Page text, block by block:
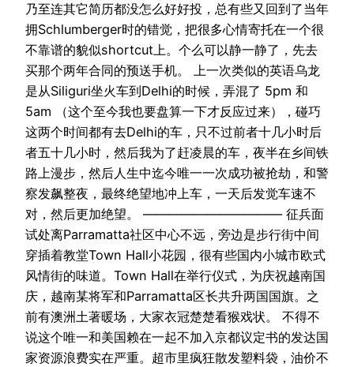
乃至连其它简历都没怎么好好投，总有些又回到了当年
拥Schlumberger时的错觉，把很多心情寄托在一个很
不靠谱的貌似shortcut上。个么可以静一静了，先去
买那个两年合同的预送手机。 上一次类似的英语乌龙
是从Siliguri坐火车到Delhi的时候，弄混了 5pm 和
5am （这个至今我也要盘算一下才反应过来），碰巧
这两个时间都有去Delhi的车，只不过前者十几小时后
者五十几小时，然后我为了赶凌晨的车，夜半在乡间铁
路上漫步，然后人生中迄今唯一一次成功被抢劫，和警
察发飙整夜，最终绝望地冲上车，一天后发觉车速不
对，然后更加绝望。 ——————————— 征兵面
试处离Parramatta社区中心不远，旁边是步行街中间
穿插着教堂Town Hall小花园，很有些国内小城市欧式
风情街的味道。Town Hall在举行仪式，为庆祝越南国
庆，越南某将军和Parramatta区长共升两国国旗。之
前有澳洲土著暖场，大家衣冠楚楚看猴戏状。 不得不
说这个唯一和美国赖在一起不加入京都议定书的发达国
家资源浪费实在严重。超市里疯狂散发塑料袋，油价不